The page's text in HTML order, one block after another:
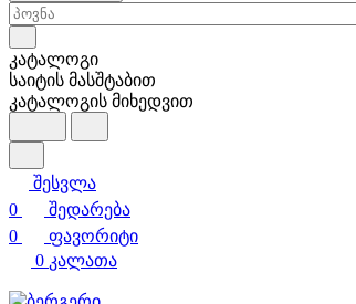
კატალოგი
საიტის მასშტაბით
კატალოგის მიხედვით
შესვლა
0
შედარება
0
ფავორიტი
0 კალათა